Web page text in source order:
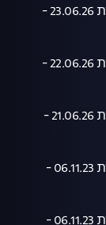
המהדורה המרכזית 23.06.26 -
המהדורה המרכזית 22.06.26 -
המהדורה המרכזית 21.06.26 -
המהדורה המרכזית 06.11.23 -
המהדורה המרכזית 06.11.23 -